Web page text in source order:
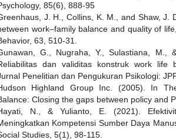
85(6), 888-95
J. H., Collins, K. M., and Shaw, J.
work–family balance and quality of
63, 510-31.
G., Nugraha, Y., Sulastiana, M.,
dan validitas konstruk work life
Penelitian dan Pengukuran Psikologi:
Highland Group Inc. (2005). In
Closing the gaps between policy and
N., & Yulianto, E. (2021).
Kompetensi Sumber Daya
Studies, 5(1), 98-115.